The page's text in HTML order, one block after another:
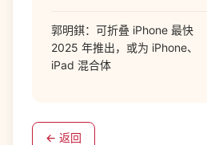
郭明錤：可折叠 iPhone 最快
2025 年推出，或为 iPhone、
iPad 混合体
← 返回